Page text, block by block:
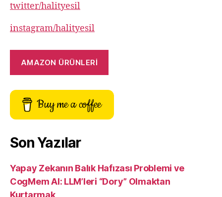
twitter/halityesil
instagram/halityesil
AMAZON ÜRÜNLERİ
Buy me a coffee
Son Yazılar
Yapay Zekanın Balık Hafızası Problemi ve
CogMem AI: LLM’leri “Dory” Olmaktan
Kurtarmak